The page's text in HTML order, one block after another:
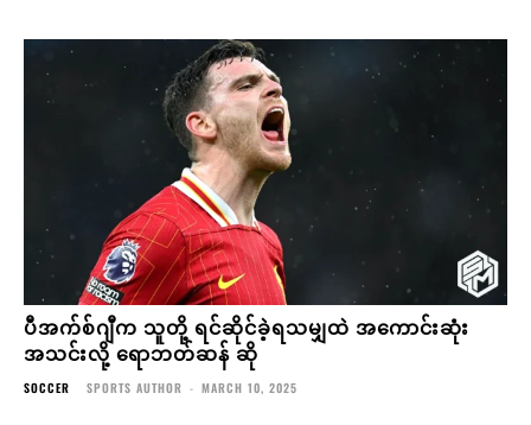
ပီအက်စ်ဂျီက သူတို့ ရင်ဆိုင်ခဲ့ရသမျှထဲ အကောင်းဆုံး
အသင်းလို့ ရောဘတ်ဆန် ဆို
SOCCER SPORTS AUTHOR - MARCH 10, 2025